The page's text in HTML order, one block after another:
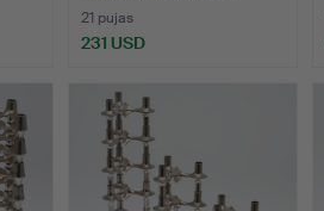
21 pujas
231 USD